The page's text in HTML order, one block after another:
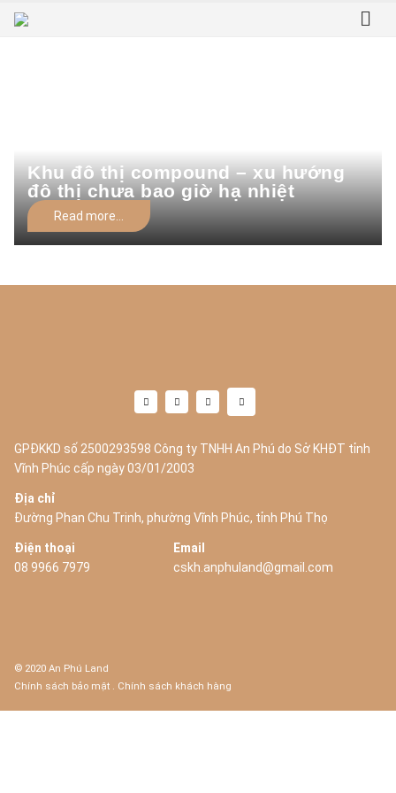
Khu đô thị An Phú Center Point
Khu đô thị compound – xu hướng
đô thị chưa bao giờ hạ nhiệt
Read more...
GPĐKKD số 2500293598 Công ty TNHH An Phú do Sở KHĐT tỉnh
Vĩnh Phúc cấp ngày 03/01/2003
Địa chỉ
Đường Phan Chu Trinh, phường Vĩnh Phúc, tỉnh Phú Thọ
Điện thoại
08 9966 7979
Email
cskh.anphuland@gmail.com
© 2020 An Phú Land
Chính sách bảo mật . Chính sách khách hàng